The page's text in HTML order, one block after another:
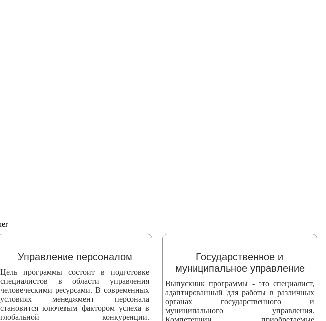
Управление персоналом
Цель программы состоит в подготовке
специалистов в области управления
человеческими ресурсами. В современных
условиях менеджмент персонала
становится ключевым фактором успеха в
глобальной конкуренции.
Государственное и
муниципальное управление
Выпускник программы - это специалист,
адаптированный для работы в различных
органах государственного и
муниципального управления.
Компетенции, приобретаемые